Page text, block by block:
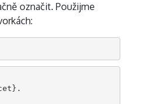
označit. Použijme